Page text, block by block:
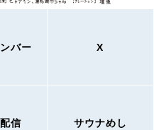
バー X
信 サウナめし